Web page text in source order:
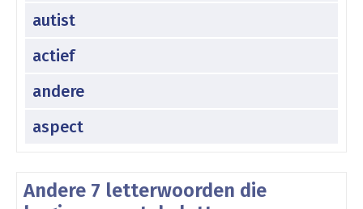
autist
actief
andere
aspect
Andere 7 letterwoorden die